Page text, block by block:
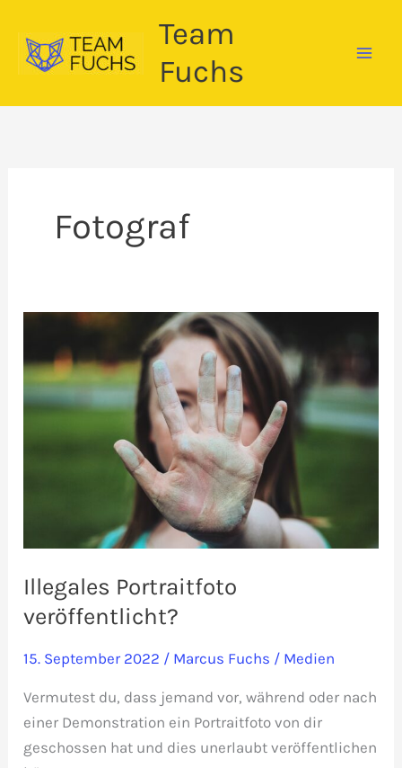
Inhalt
springen
Team
Fuchs
Fotograf
Illegales Portraitfoto
veröffentlicht?
15. September 2022 / Marcus Fuchs / Medien
Vermutest du, dass jemand vor, während oder nach
einer Demonstration ein Portraitfoto von dir
geschossen hat und dies unerlaubt veröffentlichen